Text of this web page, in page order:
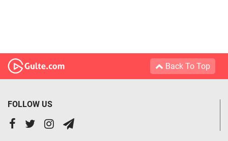
Back To Top
FOLLOW US